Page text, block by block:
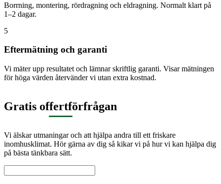
Borrning, montering, rördragning och eldragning. Normalt klart på
1–2 dagar.
5
Eftermätning och garanti
Vi mäter upp resultatet och lämnar skriftlig garanti. Visar mätningen
för höga värden återvänder vi utan extra kostnad.
Gratis offertförfrågan
Vi älskar utmaningar och att hjälpa andra till ett friskare
inomhusklimat. Hör gärna av dig så kikar vi på hur vi kan hjälpa dig
på bästa tänkbara sätt.